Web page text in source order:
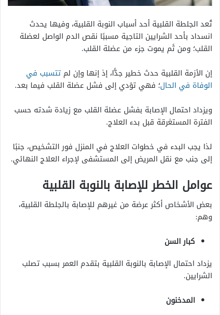
تُعد الجلطة القلبية أحد أسباب النوبة القلبية، وفيها يحدث
انسداد بأحد الشرايين التاجية مسببًا نقص الدم الواصل لعضلة
القلب؛ ومن ثَم يموت جزء من عضلة القلب.
إن الأزمة القلبية حدث خطير جدًّا، إذ إنها وإن لم تتسبب في
الوفاة في الحال؛ فهي تؤدي إلى فشل عضلة القلب فيما بعد.
ويزداد احتمال الإصابة بفشل عضلة القلب مع زيادة شدته حسب
الفترة المستغرقة قبل بدء العلاج.
لذا يجب البدء في خطوات العلاج في المنزل فور التشخيص، جنبًا
إلى جنب مع نقل المريض إلى المستشفى لإجراء العلاج النهائي.
عوامل الخطر للإصابة بالنوبة القلبية
بعض الأشخاص أكثر عرضة من غيرهم للإصابة بالجلطة القلبية،
وهم:
كبار السن
يزداد احتمال الإصابة بالنوبة القلبية بتقدم العمر بسبب تصلب
الشرايين.
المدخنون